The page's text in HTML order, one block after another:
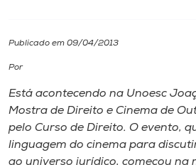
Cultura
CPA
Biblioteca
Publicado em 09/04/2013
Por
Está acontecendo na Unoesc
Mostra de Direito e Cinema de
pelo Curso de Direito. O evento,
linguagem do cinema para
ao universo jurídico, começou na